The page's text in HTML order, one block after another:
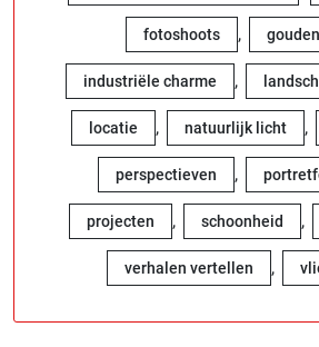
fotoshoots ,
industriële charme ,
locatie , natuurlijk licht ,
perspectieven ,
projecten , schoonheid ,
verhalen vertellen ,